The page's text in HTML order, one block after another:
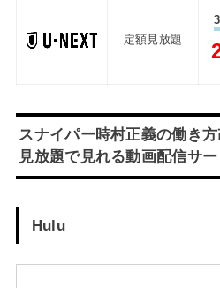
定額見放題
スナイパー時村正義の働き
見放題で見れる動画配信サ
Hulu